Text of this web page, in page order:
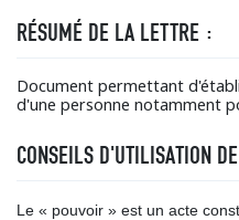
RÉSUMÉ DE LA LETTRE :
Document permettant
d'une personne notamment
CONSEILS D'UTILISATION
Le « pouvoir » est un acte